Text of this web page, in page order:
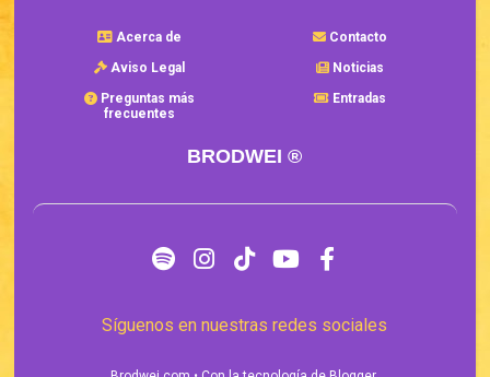
Acerca de
Contacto
Aviso Legal
Noticias
Preguntas más
frecuentes
Entradas
BRODWEI ®
Síguenos en nuestras redes sociales